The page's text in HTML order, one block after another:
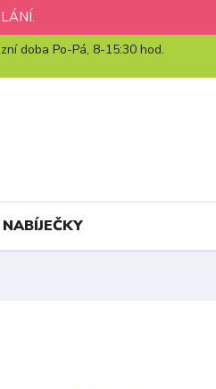
doba Po-Pá, 8-15:30 hod.